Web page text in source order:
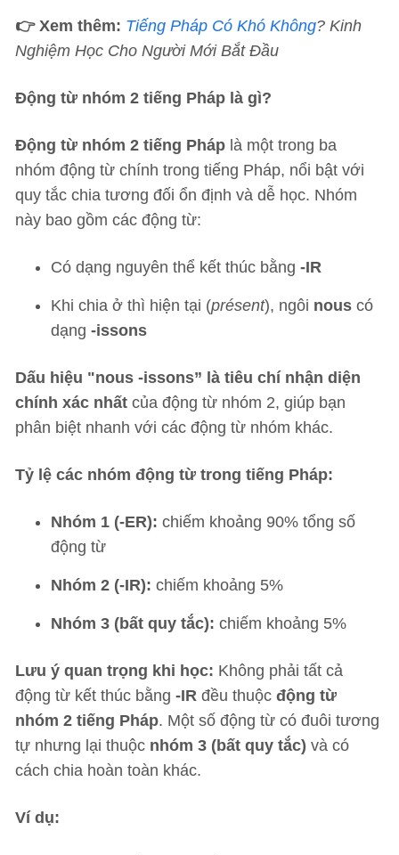
👉 Xem thêm: Tiếng Pháp Có Khó Không? Kinh
Nghiệm Học Cho Người Mới Bắt Đầu
Động từ nhóm 2 tiếng Pháp là gì?
Động từ nhóm 2 tiếng Pháp là một trong ba
nhóm động từ chính trong tiếng Pháp, nổi bật với
quy tắc chia tương đối ổn định và dễ học. Nhóm
này bao gồm các động từ:
Có dạng nguyên thể kết thúc bằng -IR
Khi chia ở thì hiện tại (présent), ngôi nous có
dạng -issons
Dấu hiệu "nous -issons” là tiêu chí nhận diện
chính xác nhất của động từ nhóm 2, giúp bạn
phân biệt nhanh với các động từ nhóm khác.
Tỷ lệ các nhóm động từ trong tiếng Pháp:
Nhóm 1 (-ER): chiếm khoảng 90% tổng số
động từ
Nhóm 2 (-IR): chiếm khoảng 5%
Nhóm 3 (bất quy tắc): chiếm khoảng 5%
Lưu ý quan trọng khi học: Không phải tất cả
động từ kết thúc bằng -IR đều thuộc động từ
nhóm 2 tiếng Pháp. Một số động từ có đuôi tương
tự nhưng lại thuộc nhóm 3 (bất quy tắc) và có
cách chia hoàn toàn khác.
Ví dụ: